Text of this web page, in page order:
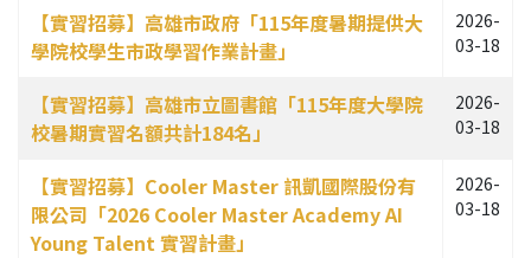
【實習招募】高雄市政府「115年度暑期提供大
學院校學生市政學習作業計畫」
2026-
03-18
【實習招募】高雄市立圖書館「115年度大學院
校暑期實習名額共計184名」
2026-
03-18
【實習招募】Cooler Master 訊凱國際股份有
限公司「2026 Cooler Master Academy AI
Young Talent 實習計畫」
2026-
03-18